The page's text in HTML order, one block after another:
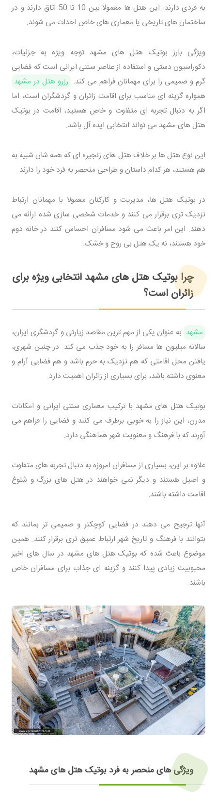
به فردی دارند. این هتل ها معمولا بین 10 تا 50 اتاق دارند و در
ساختمان های تاریخی یا معماری های خاص احداث می شوند.
ویژگی بارز بوتیک هتل های مشهد توجه ویژه به جزئیات،
دکوراسیون دستی و استفاده از عناصر سنتی ایرانی است که فضایی
گرم و صمیمی را برای مهمانان فراهم می کند. رزرو هتل در مشهد
همواره گزینه ای مناسب برای اقامت زائران و گردشگران است، اما
اگر به دنبال تجربه ای متفاوت و خاص هستید، اقامت در بوتیک
هتل های مشهد می تواند انتخابی ایده آل باشد.
این نوع هتل ها بر خلاف هتل های زنجیره ای که همه شان شبیه به
هم هستند، هر کدام داستان و طراحی منحصر به فرد خود را دارند.
در بوتیک هتل ها، مدیریت و کارکنان معمولا با مهمانان ارتباط
نزدیک تری برقرار می کنند و خدمات شخصی سازی شده ارائه می
دهند. این امر باعث می شود مسافران احساس کنند در خانه دوم
خود هستند، نه یک هتل بی روح و خشک.
چرا بوتیک هتل های مشهد انتخابی ویژه برای
زائران است؟
مشهد به عنوان یکی از مهم ترین مقاصد زیارتی و گردشگری ایران،
سالانه میلیون ها مسافر را به خود جذب می کند. در چنین شهری،
یافتن محل اقامتی که هم نزدیک به حرم باشد و هم فضایی آرام و
معنوی داشته باشد، برای بسیاری از زائران اهمیت دارد.
بوتیک هتل های مشهد با ترکیب معماری سنتی ایرانی و امکانات
مدرن، این نیاز را به خوبی برطرف می کنند و فضایی را فراهم می
آورند که با فرهنگ و معنویت شهر هماهنگی دارد.
علاوه بر این، بسیاری از مسافران امروزه به دنبال تجربه های متفاوت
و اصیل هستند و دیگر نمی خواهند در هتل های بزرگ و شلوغ
اقامت داشته باشند.
آنها ترجیح می دهند در فضایی کوچکتر و صمیمی تر بمانند که
بتوانند با فرهنگ و تاریخ شهر ارتباط عمیق تری برقرار کنند. همین
موضوع باعث شده که بوتیک هتل های مشهد در سال های اخیر
محبوبیت زیادی پیدا کنند و گزینه ای جذاب برای مسافران خاص
باشند.
ویژگی های منحصر به فرد بوتیک هتل های مشهد